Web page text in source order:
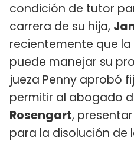
condición de tutor
carrera de su hija,
recientemente que
puede manejar su
jueza Penny aprobó
permitir al abogado
Rosengart,
para la disolución de